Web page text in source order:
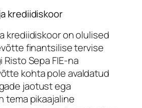
krediidiskoor
krediidiskoor on olulised
finantsilise tervise
Risto Sepa FIE-na
kohta pole avaldatud
jaotust ega
tema pikaajaline